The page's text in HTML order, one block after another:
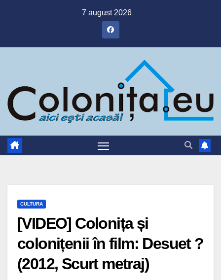
7 august 2026
CULTURA
[VIDEO] Colonița și
colonițenii în film: Desuet ?
(2012, Scurt metraj)